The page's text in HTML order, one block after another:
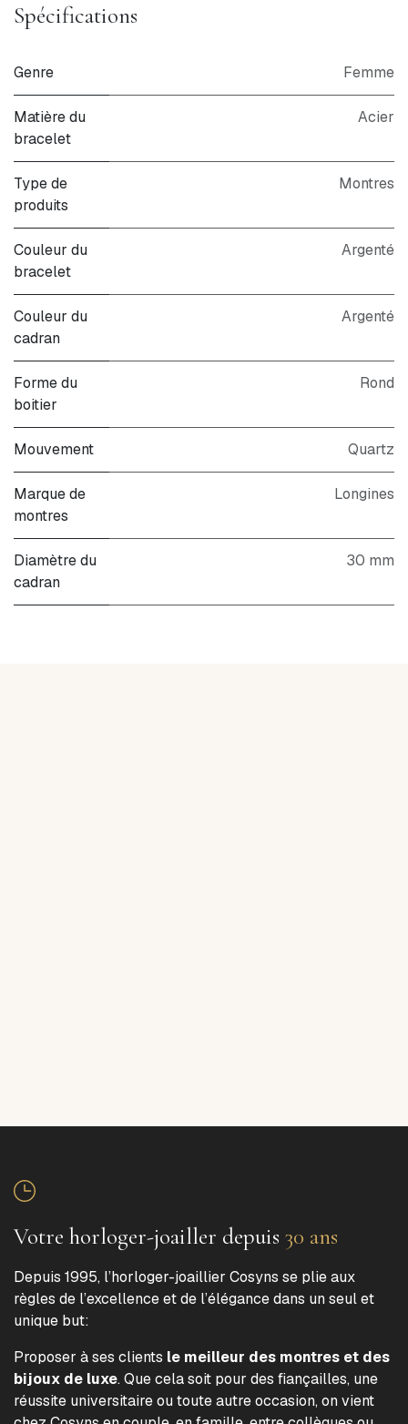
Spécifications
Genre Femme
Matière du
bracelet
Acier
Type de
produits
Montres
Couleur du
bracelet
Argenté
Couleur du
cadran
Argenté
Forme du
boitier
Rond
Mouvement Quartz
Marque de
montres
Longines
Diamètre du
cadran
30 mm
Votre horloger-joailler depuis 30 ans
Depuis 1995, l’horloger-joaillier Cosyns se plie aux
règles de l’excellence et de l’élégance dans un seul et
unique but:
Proposer à ses clients le meilleur des montres et des
bijoux de luxe. Que cela soit pour des fiançailles, une
réussite universitaire ou toute autre occasion, on vient